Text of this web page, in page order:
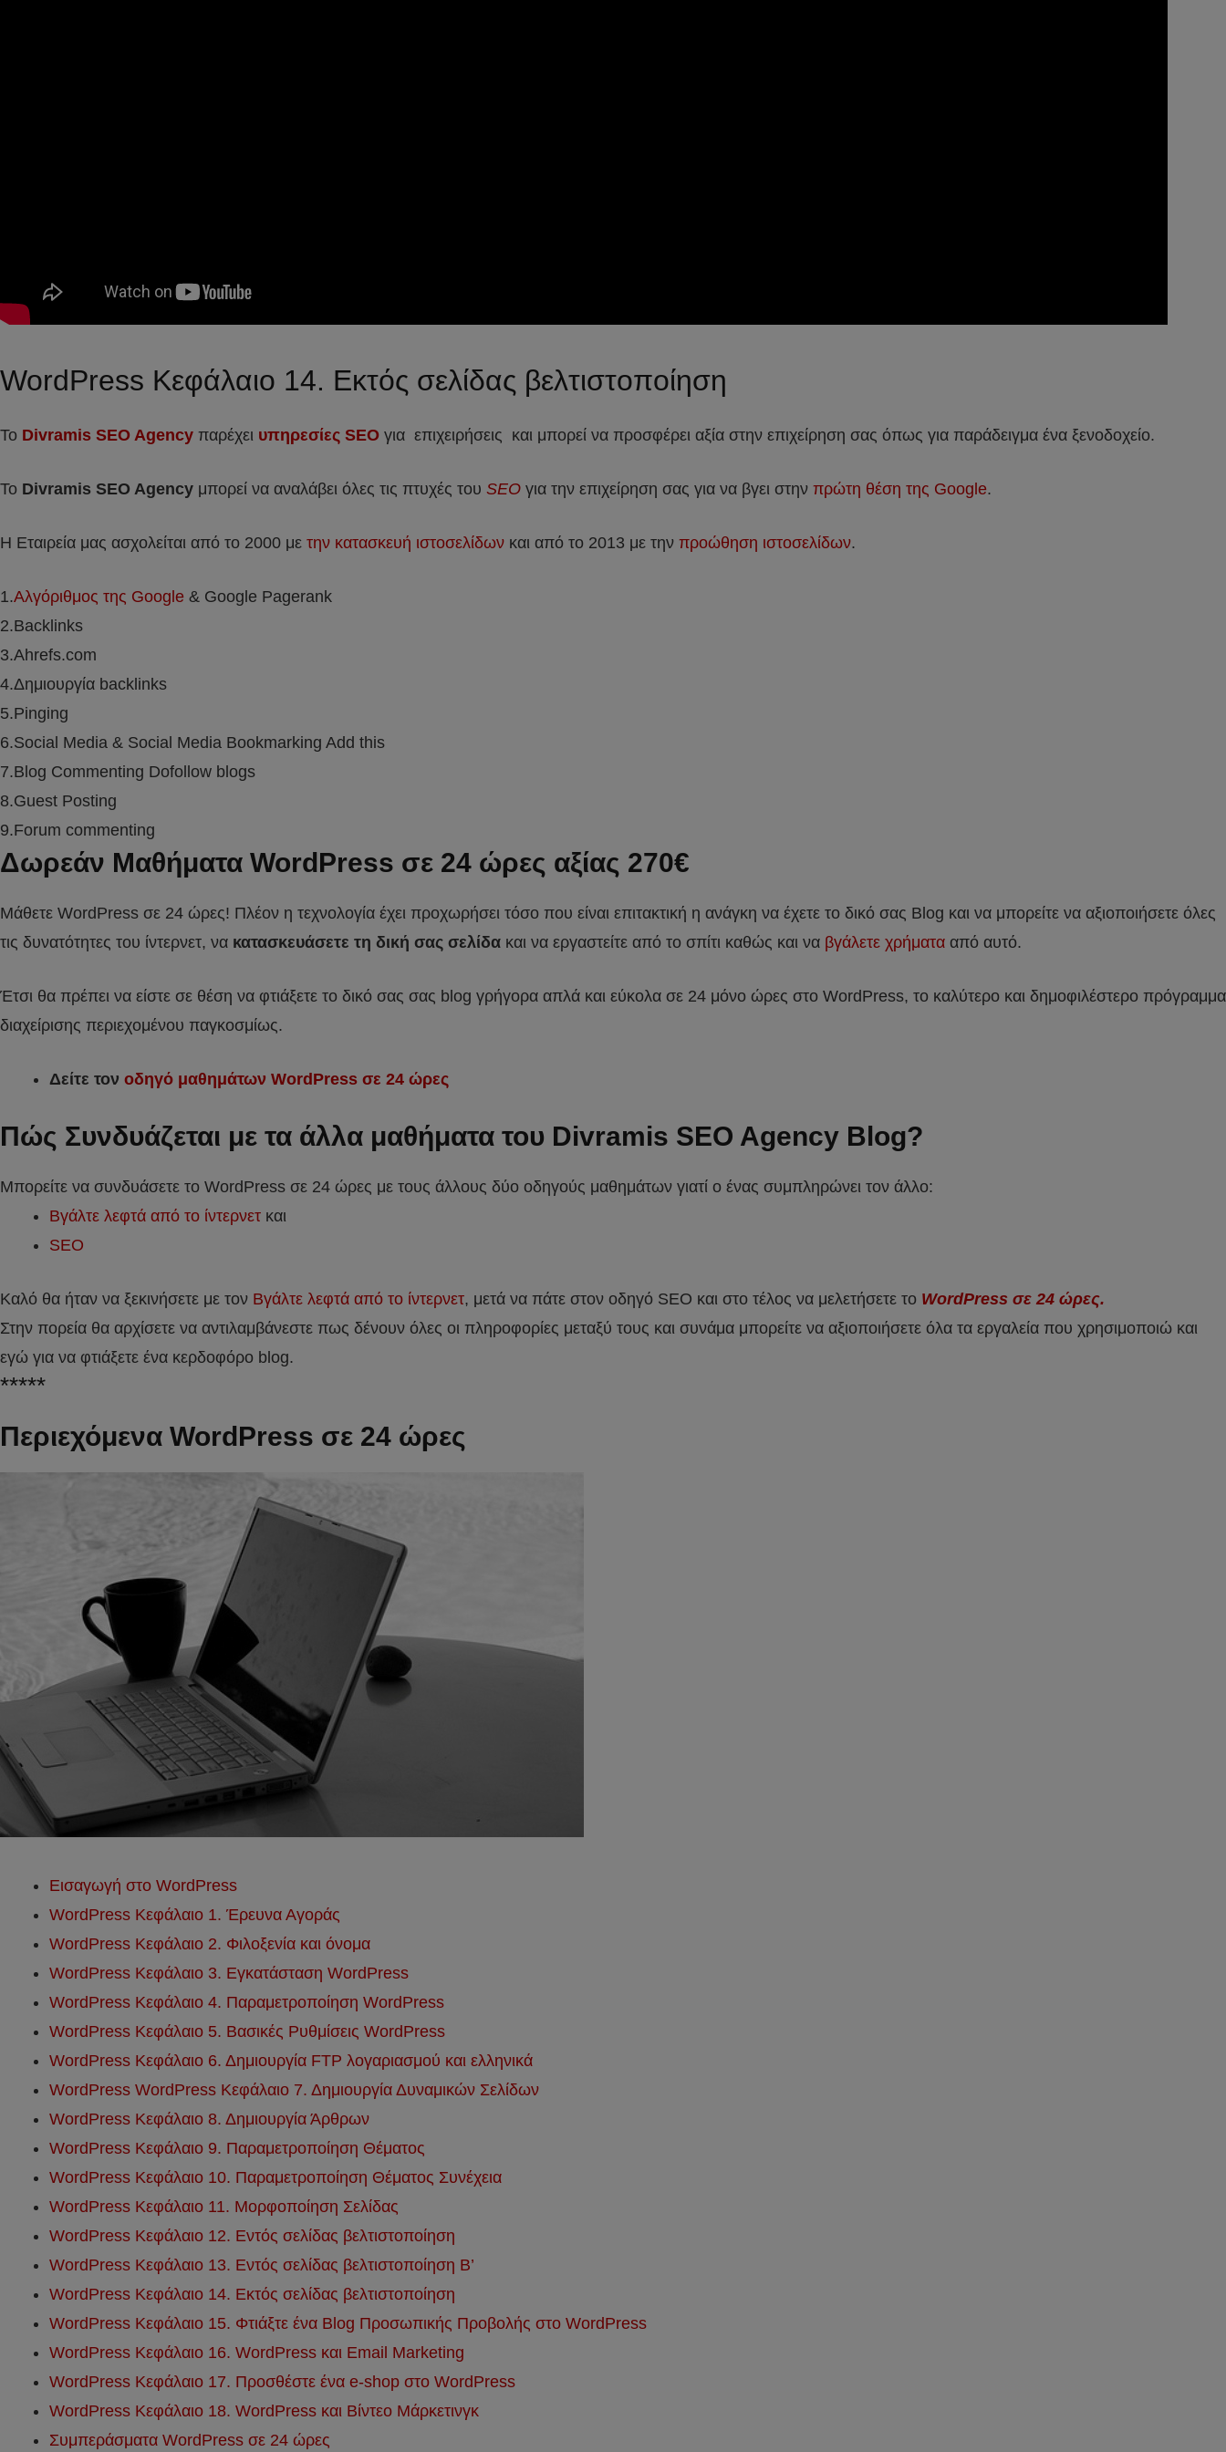
WordPress Κεφάλαιο 14. Εκτός σελίδας βελτιστοποίηση
Το Divramis SEO Agency παρέχει υπηρεσίες SEO για επιχειρήσεις και μπορεί να προσφέρει αξία στην επιχείρηση σας όπως για παράδειγμα ένα ξενοδοχείο.
Το Divramis SEO Agency μπορεί να αναλάβει όλες τις πτυχές του SEO για την επιχείρηση σας για να βγει στην πρώτη θέση της Google.
Η Εταιρεία μας ασχολείται από το 2000 με την κατασκευή ιστοσελίδων και από το 2013 με την προώθηση ιστοσελίδων.
1.Αλγόριθμος της Google & Google Pagerank
2.Backlinks
3.Ahrefs.com
4.Δημιουργία backlinks
5.Pinging
6.Social Media & Social Media Bookmarking Add this
7.Blog Commenting Dofollow blogs
8.Guest Posting
9.Forum commenting
Δωρεάν Μαθήματα WordPress σε 24 ώρες αξίας 270€
Μάθετε WordPress σε 24 ώρες! Πλέον η τεχνολογία έχει προχωρήσει τόσο που είναι επιτακτική η ανάγκη να έχετε το δικό σας Blog και να μπορείτε να αξιοποιήσετε όλες
τις δυνατότητες του ίντερνετ, να κατασκευάσετε τη δική σας σελίδα και να εργαστείτε από το σπίτι καθώς και να βγάλετε χρήματα από αυτό.
Έτσι θα πρέπει να είστε σε θέση να φτιάξετε το δικό σας σας blog γρήγορα απλά και εύκολα σε 24 μόνο ώρες στο WordPress, το καλύτερο και δημοφιλέστερο πρόγραμμα
διαχείρισης περιεχομένου παγκοσμίως.
Δείτε τον οδηγό μαθημάτων WordPress σε 24 ώρες
Πώς Συνδυάζεται με τα άλλα μαθήματα του Divramis SEO Agency Blog?
Μπορείτε να συνδυάσετε το WordPress σε 24 ώρες με τους άλλους δύο οδηγούς μαθημάτων γιατί ο ένας συμπληρώνει τον άλλο:
Βγάλτε λεφτά από το ίντερνετ και
SEO
Καλό θα ήταν να ξεκινήσετε με τον Βγάλτε λεφτά από το ίντερνετ, μετά να πάτε στον οδηγό SEO και στο τέλος να μελετήσετε το WordPress σε 24 ώρες.
Στην πορεία θα αρχίσετε να αντιλαμβάνεστε πως δένουν όλες οι πληροφορίες μεταξύ τους και συνάμα μπορείτε να αξιοποιήσετε όλα τα εργαλεία που χρησιμοποιώ και
εγώ για να φτιάξετε ένα κερδοφόρο blog.
*****
Περιεχόμενα WordPress σε 24 ώρες
Εισαγωγή στο WordPress
WordPress Κεφάλαιο 1. Έρευνα Αγοράς
WordPress Κεφάλαιο 2. Φιλοξενία και όνομα
WordPress Κεφάλαιο 3. Εγκατάσταση WordPress
WordPress Κεφάλαιο 4. Παραμετροποίηση WordPress
WordPress Κεφάλαιο 5. Βασικές Ρυθμίσεις WordPress
WordPress Κεφάλαιο 6. Δημιουργία FTP λογαριασμού και ελληνικά
WordPress WordPress Κεφάλαιο 7. Δημιουργία Δυναμικών Σελίδων
WordPress Κεφάλαιο 8. Δημιουργία Άρθρων
WordPress Κεφάλαιο 9. Παραμετροποίηση Θέματος
WordPress Κεφάλαιο 10. Παραμετροποίηση Θέματος Συνέχεια
WordPress Κεφάλαιο 11. Μορφοποίηση Σελίδας
WordPress Κεφάλαιο 12. Εντός σελίδας βελτιστοποίηση
WordPress Κεφάλαιο 13. Εντός σελίδας βελτιστοποίηση Β’
WordPress Κεφάλαιο 14. Εκτός σελίδας βελτιστοποίηση
WordPress Κεφάλαιο 15. Φτιάξτε ένα Blog Προσωπικής Προβολής στο WordPress
WordPress Κεφάλαιο 16. WordPress και Εmail Marketing
WordPress Κεφάλαιο 17. Προσθέστε ένα e-shop στο WordPress
WordPress Κεφάλαιο 18. WordPress και Βίντεο Μάρκετινγκ
Συμπεράσματα WordPress σε 24 ώρες